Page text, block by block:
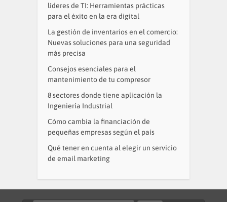
líderes de TI: Herramientas prácticas
para el éxito en la era digital
La gestión de inventarios en el comercio:
Nuevas soluciones para una seguridad
más precisa
Consejos esenciales para el
mantenimiento de tu compresor
8 sectores donde tiene aplicación la
Ingeniería Industrial
Cómo cambia la financiación de
pequeñas empresas según el país
Qué tener en cuenta al elegir un servicio
de email marketing